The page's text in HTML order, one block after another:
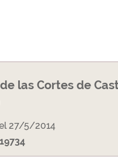
las Cortes de
27/5/2014